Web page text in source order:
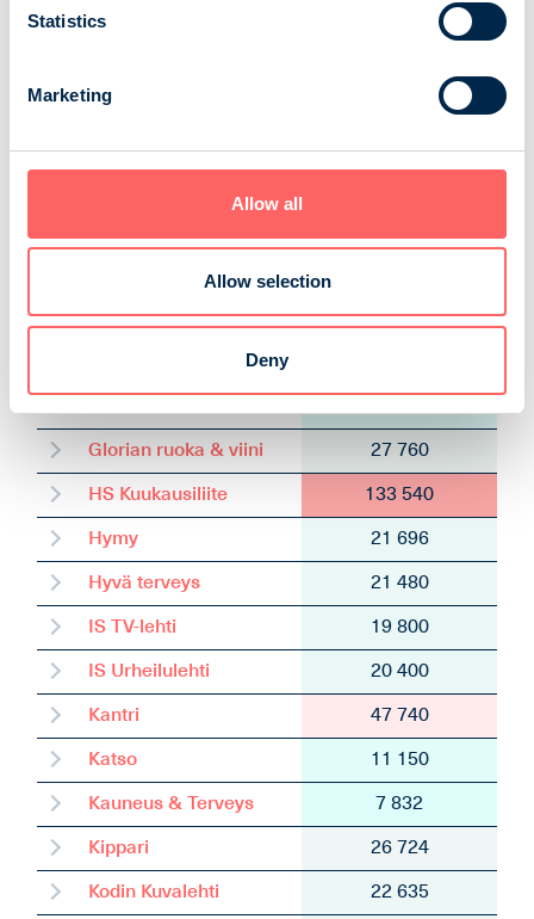
Statistics
Marketing
Allow all
Allow selection
Deny
Caravan
ET Terveys 17 232
Glorian ruoka & viini 27 760
HS Kuukausiliite 133 540
Hymy 21 696
Hyvä terveys 21 480
IS TV-lehti 19 800
IS Urheilulehti 20 400
Kantri 47 740
Katso 11 150
Kauneus & Terveys 7 832
Kippari 26 724
Kodin Kuvalehti 22 635